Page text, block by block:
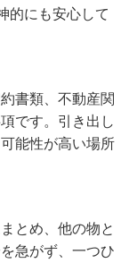
的にも安心して
書類、不動産関
です。引き出し
能性が高い場所
とめ、他の物と
急がず、一つひ